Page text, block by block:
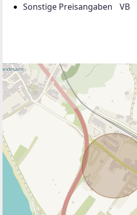
Sonstige Preisangaben VB
ANBIETER KONTAKTIEREN